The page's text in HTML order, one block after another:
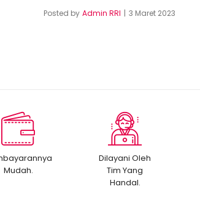
Posted by Admin RRI 3 Maret 2023
Mudah.
Dilayani Oleh
Tim Yang
Handal.